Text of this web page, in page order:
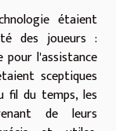
étaient
des joueurs :
pour l'assistance
sceptiques
fil du temps, les
de leurs